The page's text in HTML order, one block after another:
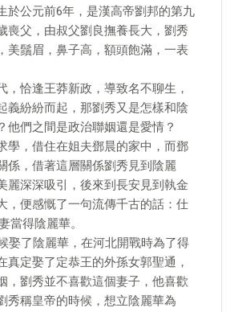
於公元前6年，是漢高帝劉邦的第九
喪父，由叔父劉良撫養長大，劉秀
美鬚眉，鼻子高，額頭飽滿，一表
，恰逢王莽新政，導致名不聊生，
義紛紛而起，那劉秀又是怎樣和陰
他們之間是政治聯姻還是愛情？
學，借住在姐夫鄧晨的家中，而鄧
係，借著這層關係劉秀見到陰麗
麗深深吸引，後來到長安見到執金
，便感慨了一句流傳千古的話：仕
當得陰麗華。
娶了陰麗華，在河北開戰時為了得
真定娶了定恭王的外孫女郭聖通，
，劉秀並不喜歡這個妻子，他喜歡
秀稱皇帝的時候，想立陰麗華為